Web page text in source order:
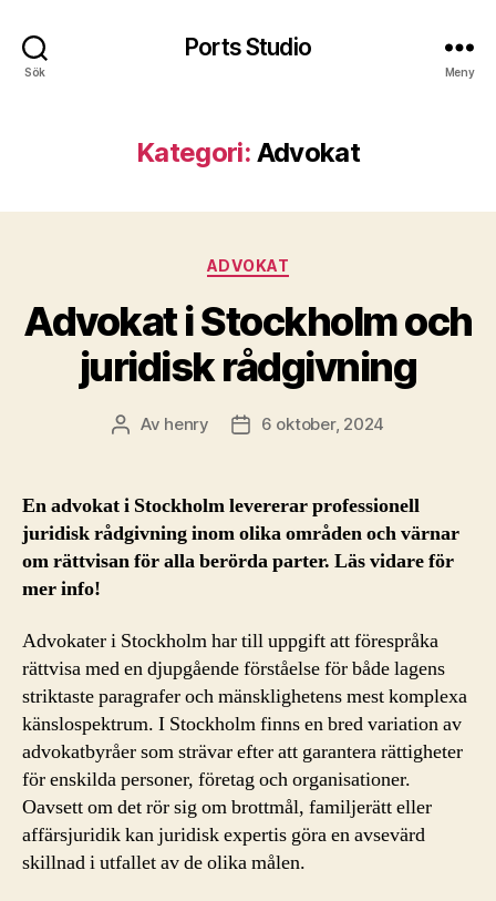
Sök
Ports Studio
Meny
Kategori: Advokat
Kategorier
ADVOKAT
Advokat i Stockholm och
juridisk rådgivning
Inläggsförfattare
Av henry Inläggsdatum
6 oktober, 2024
En advokat i Stockholm levererar professionell
juridisk rådgivning inom olika områden och värnar
om rättvisan för alla berörda parter. Läs vidare för
mer info!
Advokater i Stockholm har till uppgift att förespråka
rättvisa med en djupgående förståelse för både lagens
striktaste paragrafer och mänsklighetens mest komplexa
känslospektrum. I Stockholm finns en bred variation av
advokatbyråer som strävar efter att garantera rättigheter
för enskilda personer, företag och organisationer.
Oavsett om det rör sig om brottmål, familjerätt eller
affärsjuridik kan juridisk expertis göra en avsevärd
skillnad i utfallet av de olika målen.